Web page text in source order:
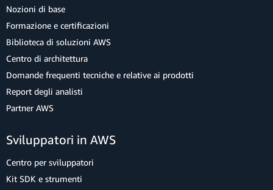
Nozioni di base
Formazione e certificazioni
Biblioteca di soluzioni AWS
Centro di architettura
Domande frequenti tecniche e relative ai prodotti
Report degli analisti
Partner AWS
Sviluppatori in AWS
Centro per sviluppatori
Kit SDK e strumenti